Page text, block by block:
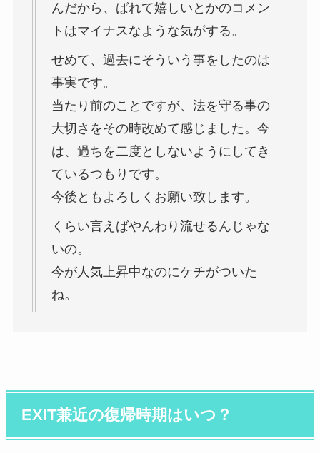
んだから、ばれて嬉しいとかのコメン
トはマイナスなような気がする。
せめて、過去にそういう事をしたのは
事実です。
当たり前のことですが、法を守る事の
大切さをその時改めて感じました。今
は、過ちを二度としないようにしてき
ているつもりです。
今後ともよろしくお願い致します。
くらい言えばやんわり流せるんじゃな
いの。
今が人気上昇中なのにケチがついた
ね。
EXIT兼近の復帰時期はいつ？